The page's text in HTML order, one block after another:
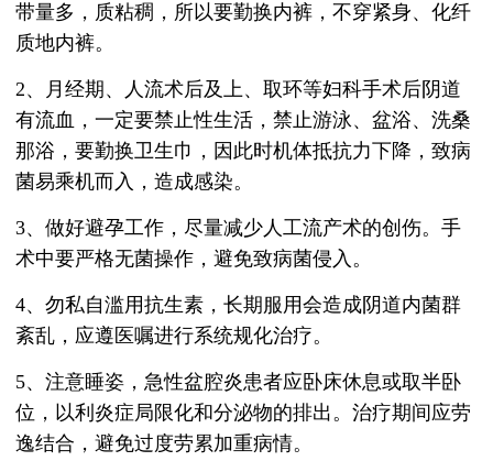
带量多，质粘稠，所以要勤换内裤，不穿紧身、化纤
质地内裤。
2、月经期、人流术后及上、取环等妇科手术后阴道
有流血，一定要禁止性生活，禁止游泳、盆浴、洗桑
那浴，要勤换卫生巾，因此时机体抵抗力下降，致病
菌易乘机而入，造成感染。
3、做好避孕工作，尽量减少人工流产术的创伤。手
术中要严格无菌操作，避免致病菌侵入。
4、勿私自滥用抗生素，长期服用会造成阴道内菌群
紊乱，应遵医嘱进行系统规化治疗。
5、注意睡姿，急性盆腔炎患者应卧床休息或取半卧
位，以利炎症局限化和分泌物的排出。治疗期间应劳
逸结合，避免过度劳累加重病情。